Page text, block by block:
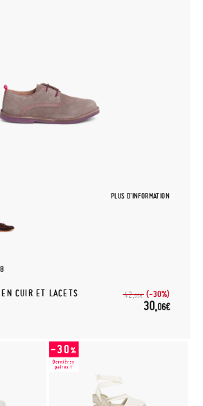
PLUS D'INFORMATION
CUIR ET LACETS
42,95€ (-30%)
30,06€